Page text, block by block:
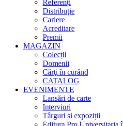
Referenți
Distribuție
Cariere
Acreditare
Premii
MAGAZIN
Colecții
Domenii
Cărţi în curând
CATALOG
EVENIMENTE
Lansări de carte
Interviuri
Târguri și expoziții
Editura Pro Universitaria